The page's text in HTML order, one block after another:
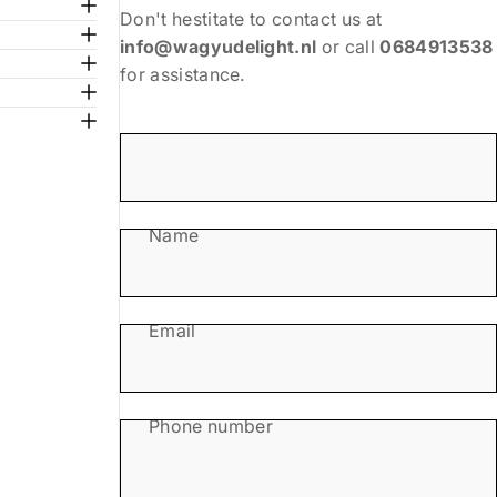
Don't hestitate to contact us at
info@wagyudelight.nl or call0684913538
for assistance.
Name
Email
Phone number